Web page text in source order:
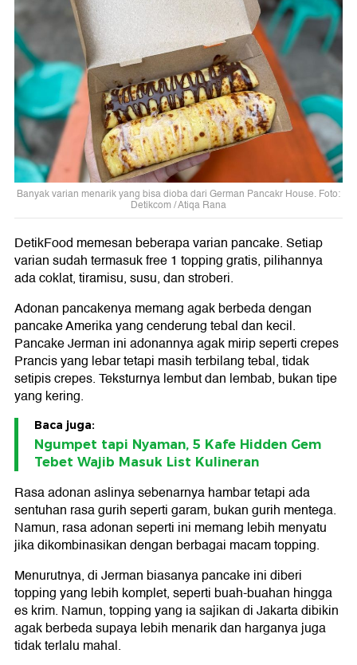
Banyak varian menarik yang bisa dioba dari German Pancakr House. Foto:
Detikcom / Atiqa Rana
DetikFood memesan beberapa varian pancake. Setiap
varian sudah termasuk free 1 topping gratis, pilihannya
ada coklat, tiramisu, susu, dan stroberi.
Adonan pancakenya memang agak berbeda dengan
pancake Amerika yang cenderung tebal dan kecil.
Pancake Jerman ini adonannya agak mirip seperti crepes
Prancis yang lebar tetapi masih terbilang tebal, tidak
setipis crepes. Teksturnya lembut dan lembab, bukan tipe
yang kering.
Baca juga:
Ngumpet tapi Nyaman, 5 Kafe Hidden Gem
Tebet Wajib Masuk List Kulineran
Rasa adonan aslinya sebenarnya hambar tetapi ada
sentuhan rasa gurih seperti garam, bukan gurih mentega.
Namun, rasa adonan seperti ini memang lebih menyatu
jika dikombinasikan dengan berbagai macam topping.
Menurutnya, di Jerman biasanya pancake ini diberi
topping yang lebih komplet, seperti buah-buahan hingga
es krim. Namun, topping yang ia sajikan di Jakarta dibikin
agak berbeda supaya lebih menarik dan harganya juga
tidak terlalu mahal.